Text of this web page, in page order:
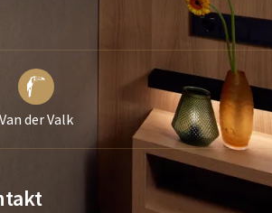
Van der Valk